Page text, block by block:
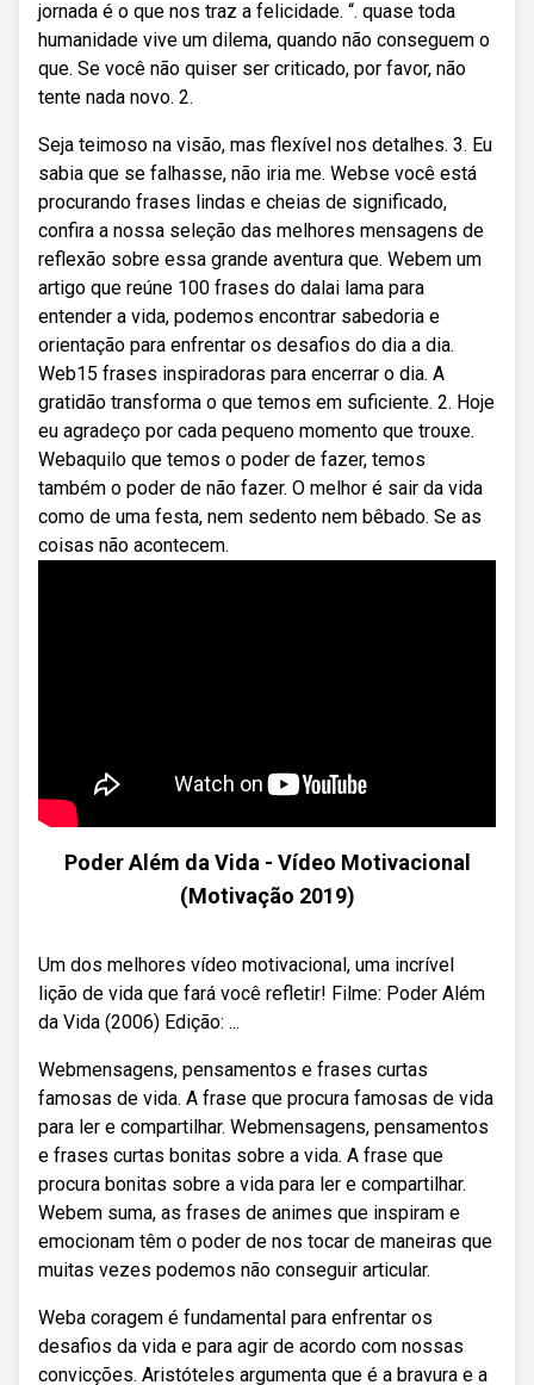
jornada é o que nos traz a felicidade. “. quase toda
humanidade vive um dilema, quando não conseguem o
que. Se você não quiser ser criticado, por favor, não
tente nada novo. 2.
Seja teimoso na visão, mas flexível nos detalhes. 3. Eu
sabia que se falhasse, não iria me. Webse você está
procurando frases lindas e cheias de significado,
confira a nossa seleção das melhores mensagens de
reflexão sobre essa grande aventura que. Webem um
artigo que reúne 100 frases do dalai lama para
entender a vida, podemos encontrar sabedoria e
orientação para enfrentar os desafios do dia a dia.
Web15 frases inspiradoras para encerrar o dia. A
gratidão transforma o que temos em suficiente. 2. Hoje
eu agradeço por cada pequeno momento que trouxe.
Webaquilo que temos o poder de fazer, temos
também o poder de não fazer. O melhor é sair da vida
como de uma festa, nem sedento nem bêbado. Se as
coisas não acontecem.
Poder Além da Vida - Vídeo Motivacional
(Motivação 2019)
Um dos melhores vídeo motivacional, uma incrível
lição de vida que fará você refletir! Filme: Poder Além
da Vida (2006) Edição: ...
Webmensagens, pensamentos e frases curtas
famosas de vida. A frase que procura famosas de vida
para ler e compartilhar. Webmensagens, pensamentos
e frases curtas bonitas sobre a vida. A frase que
procura bonitas sobre a vida para ler e compartilhar.
Webem suma, as frases de animes que inspiram e
emocionam têm o poder de nos tocar de maneiras que
muitas vezes podemos não conseguir articular.
Weba coragem é fundamental para enfrentar os
desafios da vida e para agir de acordo com nossas
convicções. Aristóteles argumenta que é a bravura e a